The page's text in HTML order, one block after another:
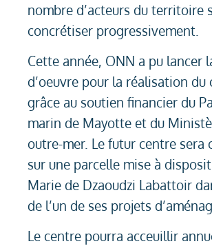
nombre d’acteurs du territoire
concrétiser progressivement.
Cette année, ONN a pu lancer
d’oeuvre pour la réalisation du
grâce au soutien financier du
marin de Mayotte et du
outre-mer. Le futur centre sera
sur une parcelle mise à
Marie de Dzaoudzi Labattoir
de l’un de ses projets
Le centre pourra acceuillir